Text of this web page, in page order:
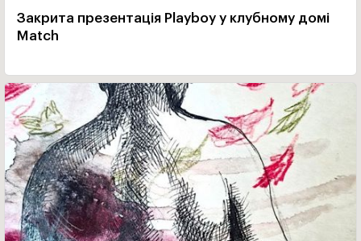
Закрита презентація Playboy у клубному домі
Match